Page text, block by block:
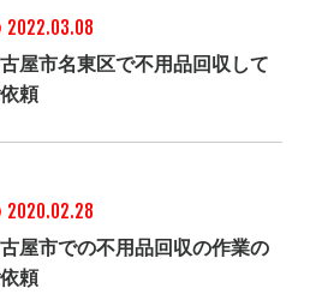
2022.03.08
屋市名東区で不用品回収して
頼
2020.02.28
屋市での不用品回収の作業の
頼